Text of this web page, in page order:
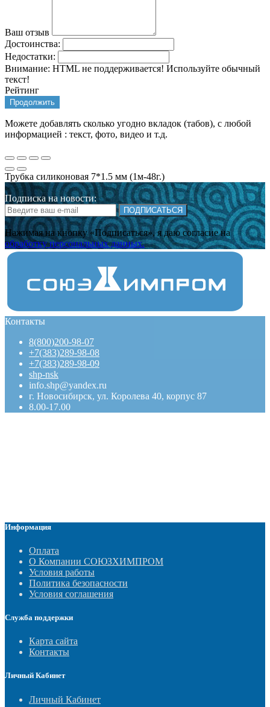
Ваш отзыв
Достоинства:
Недостатки:
Внимание: HTML не поддерживается! Используйте обычный
текст!
Рейтинг
Продолжить
Можете добавлять сколько угодно вкладок (табов), с любой
информацией : текст, фото, видео и т.д.
Трубка силиконовая 7*1.5 мм (1м-48г.)
Подписка на новости:
ПОДПИСАТЬСЯ
Нажимая на кнопку «Подписаться», я даю cогласие на
обработку персональных данных.
Контакты
8(800)200-98-07
+7(383)289-98-08
+7(383)289-98-09
shp-nsk
info.shp@yandex.ru
г. Новосибирск, ул. Королева 40, корпус 87
8.00-17.00
Информация
Оплата
О Компании СОЮЗХИМПРОМ
Условия работы
Политика безопасности
Условия соглашения
Служба поддержки
Карта сайта
Контакты
Личный Кабинет
Личный Кабинет